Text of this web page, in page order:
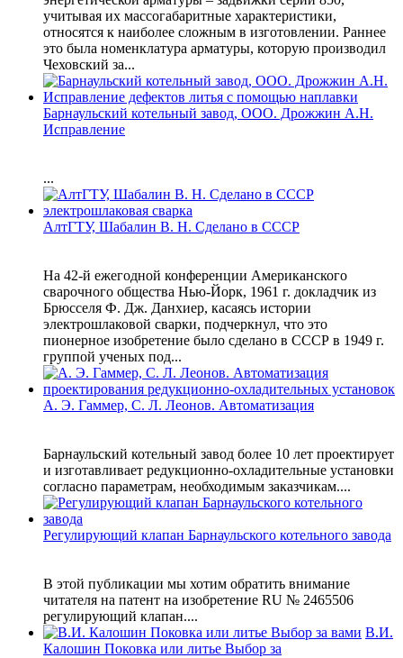
учитывая их массогабаритные характеристики,
относятся к наиболее сложным в изготовлении. Раннее
это была номенклатура арматуры, которую производил
Чеховский за...
Барнаульский котельный завод, ООО. Дрожжин А.Н.
Исправление
...
АлтГТУ, Шабалин В. Н. Сделано в СССР
На 42-й ежегодной конференции Американского
сварочного общества Нью-Йорк, 1961 г. докладчик из
Брюсселя Ф. Дж. Данхиер, касаясь истории
электрошлаковой сварки, подчеркнул, что это
пионерное изобретение было сделано в СССР в 1949 г.
группой ученых под...
А. Э. Гаммер, С. Л. Леонов. Автоматизация
Барнаульский котельный завод более 10 лет проектирует
и изготавливает редукционно-охладительные установки
согласно параметрам, необходимым заказчикам....
Регулирующий клапан Барнаульского котельного завода
В этой публикации мы хотим обратить внимание
читателя на патент на изобретение RU № 2465506
регулирующий клапан....
В.И.
Калошин Поковка или литье Выбор за